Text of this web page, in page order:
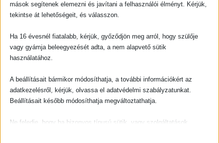
KAPCSOLATFELVÉTEL
CÍM:
1066 Budapest, Ó utca 16.
TELEFON:
EMAIL:
rendeles@evangeliumikiado.hu
mások segítenek elemezni és javítani a felhasználói élményt. Kérjük,
tekintse át lehetőségeit, és válasszon.
Ha 16 évesnél fiatalabb, kérjük, győződjön meg arról, hogy szülője
vagy gyámja beleegyezését adta, a nem alapvető sütik
használatához.
A beállításait bármikor módosíthatja, a további információkért az
adatkezelésről, kérjük, olvassa el adatvédelmi szabályzatunkat.
Beállításait később módosíthatja megváltoztathatja.
Ne feledje, hogy ha bizonyos típusú sütik, vagy szolgáltatások